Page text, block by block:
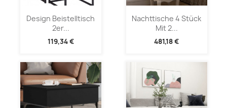
Design Beistelltisch
2er...
119,34 €
Nachttische 4 Stück
Mit 2...
481,18 €